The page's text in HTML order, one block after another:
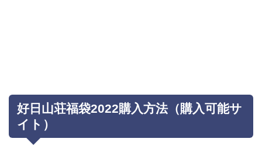
好日山荘福袋2022購入方法（購入可能サ
イト）